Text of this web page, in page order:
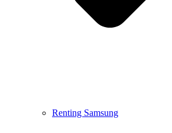
Renting Samsung